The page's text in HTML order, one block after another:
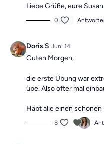
Liebe Grüße, eure
0
Doris S Juni 14
Guten Morgen,
die erste Übung war
übe. Also öfter mal
Habt alle einen schönen
8